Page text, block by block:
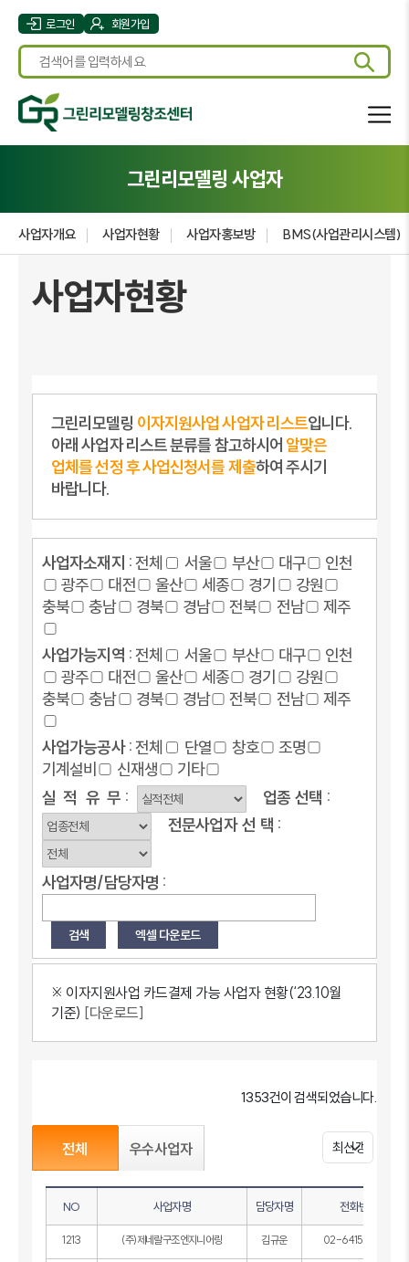
로그인 회원가입
그린리모델링 사업자
사업자개요 사업자현황 사업자홍보방 BMS(사업관리시스템)
사업자현황
그린리모델링 이자지원사업 사업자 리스트입니다.
아래 사업자 리스트 분류를 참고하시어 알맞은
업체를 선정 후 사업신청서를 제출하여 주시기
바랍니다.
사업자소재지 :전체 서울 부산 대구
인천
광주
대전 울산 세종 경기
강원
충북
충남 경북 경남 전북 전남 제주
사업가능지역 :전체 서울 부산 대구
인천
광주
대전 울산 세종 경기
강원
충북
충남 경북 경남 전북 전남 제주
사업가능공사 :전체 단열 창호
조명
기계설비
신재생
기타
실 적 유 무 : 업종 선택 :
전문사업자 선 택 :
사업자명/담당자명 :
※ 이자지원사업 카드결제 가능 사업자 현황(‘23.10월
기준) [다운로드]
1353건이 검색되었습니다.
전체 우수사업자
NO 사업자명 담당자명 전화번호
1213 (주)제네랄구조엔지니어링 김규운 02-6415-9535